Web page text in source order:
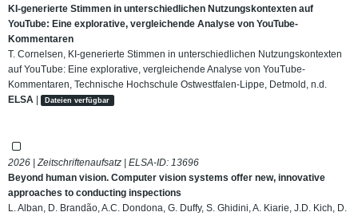
KI-generierte Stimmen in unterschiedlichen Nutzungskontexten auf
YouTube: Eine explorative, vergleichende Analyse von YouTube-
Kommentaren
T. Cornelsen, KI-generierte Stimmen in unterschiedlichen Nutzungskontexten
auf YouTube: Eine explorative, vergleichende Analyse von YouTube-
Kommentaren, Technische Hochschule Ostwestfalen-Lippe, Detmold, n.d.
ELSA | Dateien verfügbar
2026 | Zeitschriftenaufsatz | ELSA-ID: 13696
Beyond human vision. Computer vision systems offer new, innovative
approaches to conducting inspections
L. Alban, D. Brandão, A.C. Dondona, G. Duffy, S. Ghidini, A. Kiarie, J.D. Kich, D.